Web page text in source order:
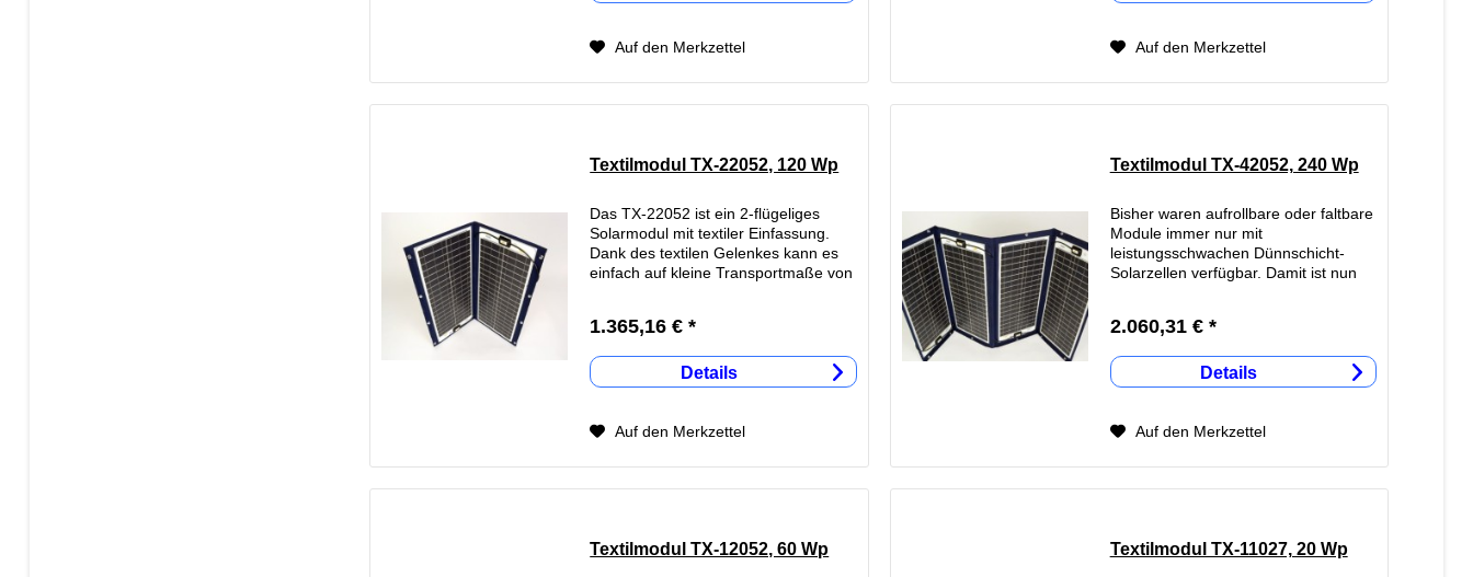
Auf den Merkzettel Auf den Merkzettel
Textilmodul TX-22052, 120 Wp
Das TX-22052 ist ein 2-flügeliges
Solarmodul mit textiler Einfassung.
Dank des textilen Gelenkes kann es
einfach auf kleine Transportmaße von
waren aufrollbare oder faltbare
Module immer...
1.365,16 € *
Details
Auf den Merkzettel
Textilmodul TX-42052, 240 Wp
Bisher waren aufrollbare oder faltbare
Module immer nur mit
leistungsschwachen Dünnschicht-
Solarzellen verfügbar. Damit ist nun
basierend auf kristallinen...
2.060,31 € *
Details
Auf den Merkzettel
Textilmodul TX-12052, 60 Wp Textilmodul TX-11027, 20 Wp